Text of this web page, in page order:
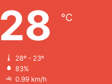
28 ℃
28º - 23º
83%
0.99 km/h